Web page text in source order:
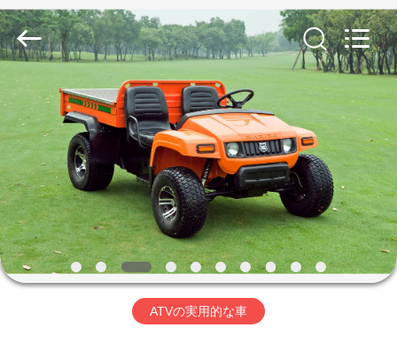
家
へ
製
品
ビ
Vehicle
Co,Ltd.
All
Rights
Reserved.
Developed
ECER
ATVの実用的な車